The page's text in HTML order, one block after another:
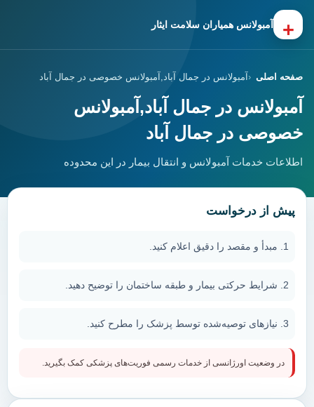
+ آمبولانس همیاران سلامت ایثار
صفحه اصلی آمبولانس در جمال آباد,آمبولانس خصوصی در جمال آباد
آمبولانس در جمال آباد,آمبولانس
خصوصی در جمال آباد
اطلاعات خدمات آمبولانس و انتقال بیمار در این محدوده
پیش از درخواست
مبدأ و مقصد را دقیق اعلام کنید.
شرایط حرکتی بیمار و طبقه ساختمان را توضیح دهید.
نیازهای توصیه‌شده توسط پزشک را مطرح کنید.
در وضعیت اورژانسی از خدمات رسمی فوریت‌های پزشکی کمک بگیرید.